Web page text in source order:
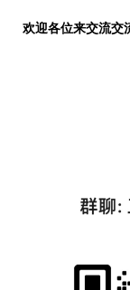
欢迎各位来交流交